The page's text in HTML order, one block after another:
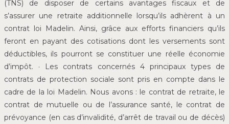
(TNS) de disposer de certains avantages fiscaux et de
s’assurer une retraite additionnelle lorsqu’ils adhèrent à un
contrat loi Madelin. Ainsi, grâce aux efforts financiers qu’ils
feront en payant des cotisations dont les versements sont
déductibles, ils pourront se constituer une réelle économie
d’impôt. · Les contrats concernés 4 principaux types de
contrats de protection sociale sont pris en compte dans le
cadre de la loi Madelin. Nous avons : le contrat de retraite, le
contrat de mutuelle ou de l’assurance santé, le contrat de
prévoyance (en cas d’invalidité, d’arrêt de travail ou de décès)